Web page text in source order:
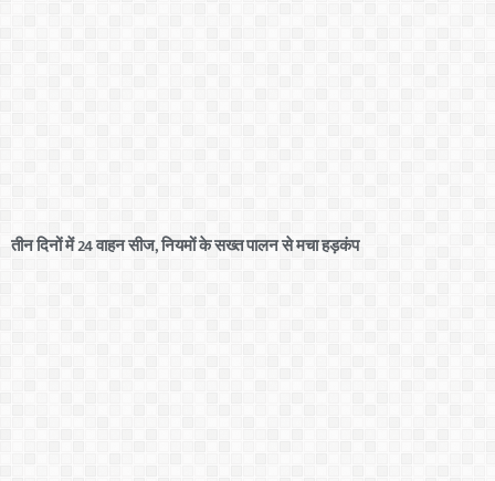
तीन दिनों में 24 वाहन सीज, नियमों के सख्त पालन से मचा हड़कंप